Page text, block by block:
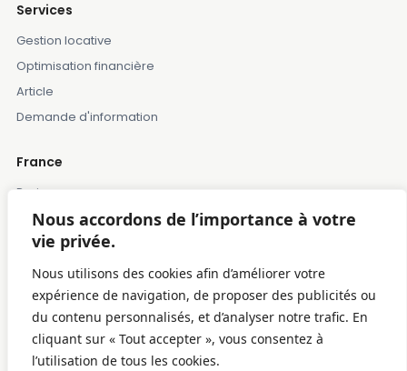
Nous accordons de l’importance à votre
vie privée.
Nous utilisons des cookies afin d’améliorer votre
expérience de navigation, de proposer des publicités ou
du contenu personnalisés, et d’analyser notre trafic. En
cliquant sur « Tout accepter », vous consentez à
l’utilisation de tous les cookies.
Services
Gestion locative
Optimisation financière
Article
Demande d'information
France
Paris
Marseille
Lille
Montpellier
Bordeaux
Toulose